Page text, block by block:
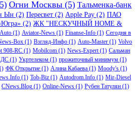
Огни Москвы (5) Тальменка-банк
Ын (2) Пересвет (2) Apple Pay (2) ПАО
(2) ЖК "НЕСКУЧНЫЙ HOME &
(1) Aviator-News (1) Finanse-Info (1) Сегодня в
Box (1) Взгляд-Инфо (1) Auto-Master (1) Volvo
908-RC (1) Mobilcom (1) News-Expert (1) Сальман
(1) Укртелеком (1) прожиточный минимум (1)
ФК Открытие (1) Алина Кабаева (1) Moody's (1)
(1) Tob-Biz (1) Autodrom.Info (1) Mir-Diesel
CNews.Blog (1) Online-News (1) Рубен Татулян (1)